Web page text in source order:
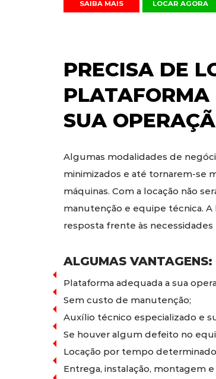
SAIBA MAIS LOCAR AGORA
PRECISA DE
SUA
Algumas modalidades de
minimizados e até tornarem-se
máquinas. Com a locação não
manutenção e equipe técnica.
resposta frente às
ALGUMAS VANTAGENS:
Plataforma adequada a sua
Sem custo de manutenção;
Auxílio técnico especializado e
Se houver algum defeito no
Locação por tempo
Entrega, instalação, montagem